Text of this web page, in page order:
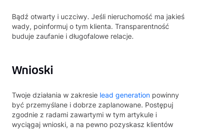
Bądź otwarty i uczciwy. Jeśli nieruchomość ma jakieś
wady, poinformuj o tym klienta. Transparentność
buduje zaufanie i długofalowe relacje.
Wnioski
Twoje działania w zakresie lead generation powinny
być przemyślane i dobrze zaplanowane. Postępuj
zgodnie z radami zawartymi w tym artykule i
wyciągaj wnioski, a na pewno pozyskasz klientów